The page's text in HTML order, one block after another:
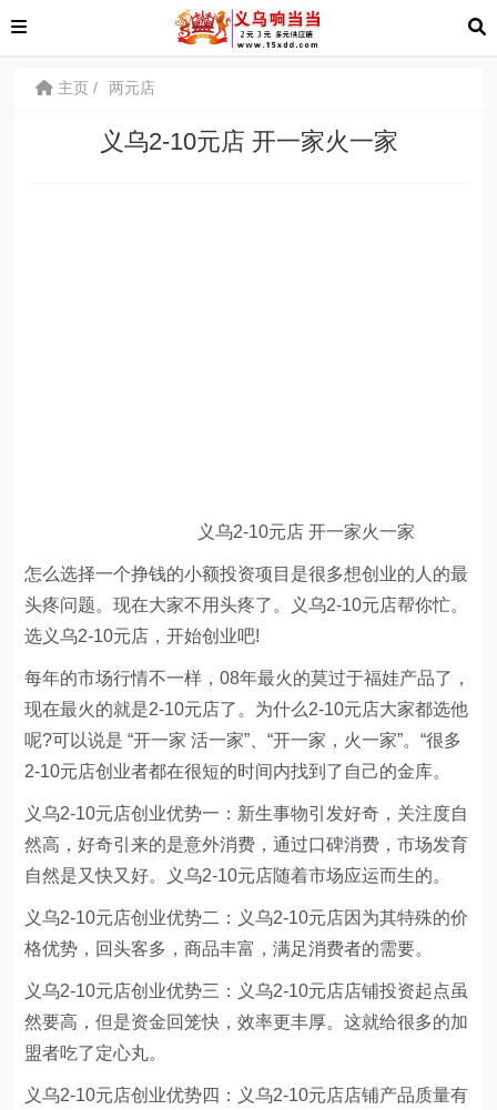
主页 两元店
义乌2-10元店 开一家火一家
义乌2-10元店 开一家火一家
怎么选择一个挣钱的小额投资项目是很多想创业的人的最
头疼问题。现在大家不用头疼了。义乌2-10元店帮你忙。
选义乌2-10元店，开始创业吧!
每年的市场行情不一样，08年最火的莫过于福娃产品了，
现在最火的就是2-10元店了。为什么2-10元店大家都选他
呢?可以说是 “开一家 活一家” 、“开一家，火一家”。“很多
2-10元店创业者都在很短的时间内找到了自己的金库。
义乌2-10元店创业优势一：新生事物引发好奇，关注度自
然高，好奇引来的是意外消费，通过口碑消费，市场发育
自然是又快又好。义乌2-10元店随着市场应运而生的。
义乌2-10元店创业优势二：义乌2-10元店因为其特殊的价
格优势，回头客多，商品丰富，满足消费者的需要。
义乌2-10元店创业优势三：义乌2-10元店店铺投资起点虽
然要高，但是资金回笼快，效率更丰厚。这就给很多的加
盟者吃了定心丸。
义乌2-10元店创业优势四：义乌2-10元店店铺产品质量有